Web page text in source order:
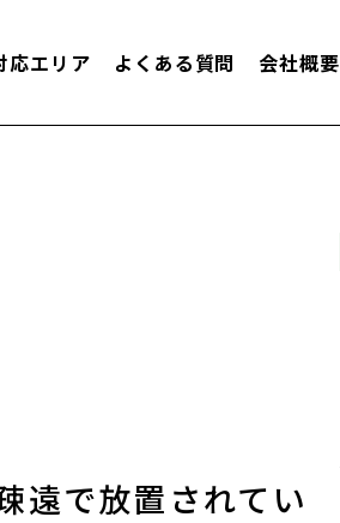
応エリア よくある質問 会社概要
遠で放置されてい